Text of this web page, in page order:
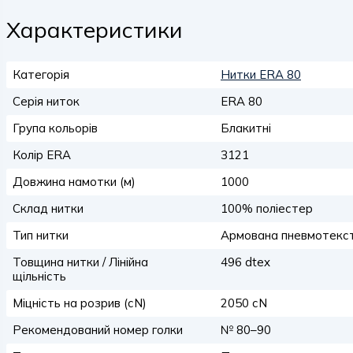
Характеристики
Категорія
Нитки ERA 80
Серія ниток
ERA 80
Група кольорів
Блакитні
Колір ERA
3121
Довжина намотки (м)
1000
Склад нитки
100% поліестер
Тип нитки
Армована
Товщина нитки / Лінійна
щільність
496 dtex
Міцність на розрив (сN)
2050 сN
Рекомендований номер голки
№ 80–90